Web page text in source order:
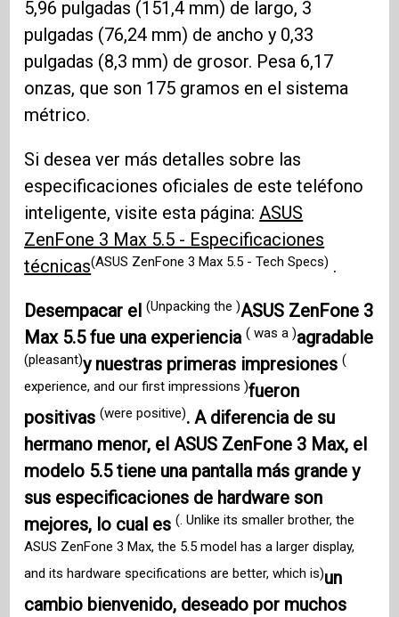
5,96 pulgadas (151,4 mm) de largo, 3
pulgadas (76,24 mm) de ancho y 0,33
pulgadas (8,3 mm) de grosor. Pesa 6,17
onzas, que son 175 gramos en el sistema
métrico.
Si desea ver más detalles sobre las
especificaciones oficiales de este teléfono
inteligente, visite esta página:ASUS
ZenFone 3 Max 5.5 - Especificaciones
técnicas(ASUS ZenFone 3 Max 5.5 - Tech Specs) .
Desempacar el(Unpacking the )ASUS ZenFone 3
Max 5.5fue una experiencia( was a )agradable
(pleasant)y nuestras primeras impresiones(
experience, and our first impressions )fueron
positivas(were positive). A diferencia de su
hermano menor, el ASUS ZenFone 3 Max, el
modelo 5.5 tiene una pantalla más grande y
sus especificaciones de hardware son
mejores, lo cual es(. Unlike its smaller brother, the
ASUS ZenFone 3 Max, the 5.5 model has a larger display,
and its hardware specifications are better, which is)un
cambio bienvenido, deseado por muchos